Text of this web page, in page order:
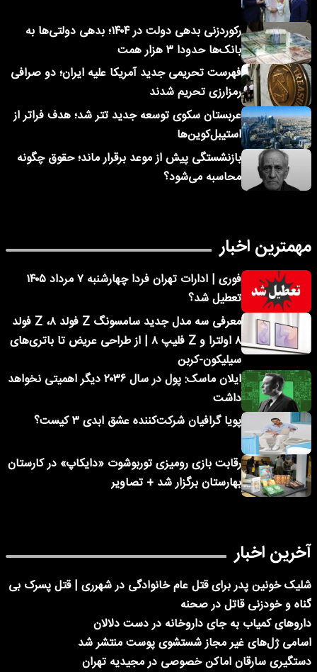
رکوردزنی بدهی دولت در ۱۴۰۴؛ بدهی دولتی‌ها به
بانک‌ها حدودا ۳ هزار همت
فهرست تحریمی جدید آمریکا علیه ایران؛ دو صرافی
رمزارزی تحریم شدند
عربستان سکوی توسعه جدید تتر شد؛ هدف فراتر از
استیبل‌کوین‌ها
بازنشستگی پیش از موعد برقرار ماند؛ حقوق چگونه
محاسبه می‌شود؟
مهمترین اخبار
فوری | ادارات تهران فردا چهارشنبه ۷ مرداد ۱۴۰۵
تعطیل شد؟
معرفی سه مدل جدید سامسونگ Z فولد ۸، Z فولد
۸ اولترا و Z فلیپ ۸ | از طراحی عریض تا باتری‌های
سیلیکون-کربن
ایلان ماسک: پول در سال ۲۰۳۶ دیگر اهمیتی نخواهد
داشت
پویا گرافیان شرکت‌کننده عشق ابدی ۳ کیست؟
رقابت بازی رومیزی توربوشوت «دایکاپ» در کارستان
بهارستان برگزار شد + تصاویر
آخرین اخبار
شلیک خونین پدر برای قتل عام خانوادگی در شهرری | قتل پسرک بی
گناه و خودزنی قاتل در صحنه
داروهای کمیاب به جای داروخانه در دست دلالان
اسامی ژل‌های غیر مجاز شستشوی پوست منتشر شد
دستگیری سارقان اماکن خصوصی در مجیدیه تهران